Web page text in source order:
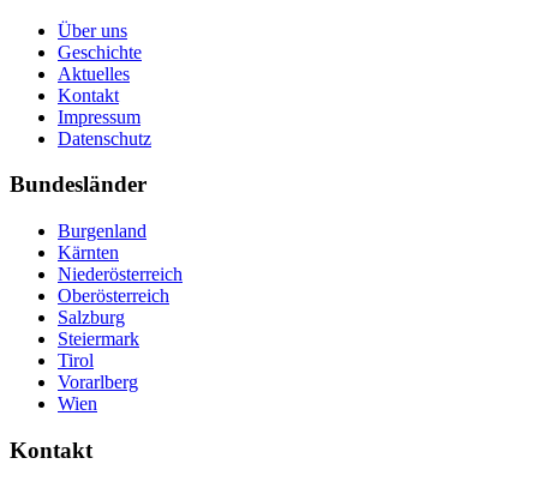
Über uns
Geschichte
Aktuelles
Kontakt
Impressum
Datenschutz
Bundesländer
Burgenland
Kärnten
Niederösterreich
Oberösterreich
Salzburg
Steiermark
Tirol
Vorarlberg
Wien
Kontakt